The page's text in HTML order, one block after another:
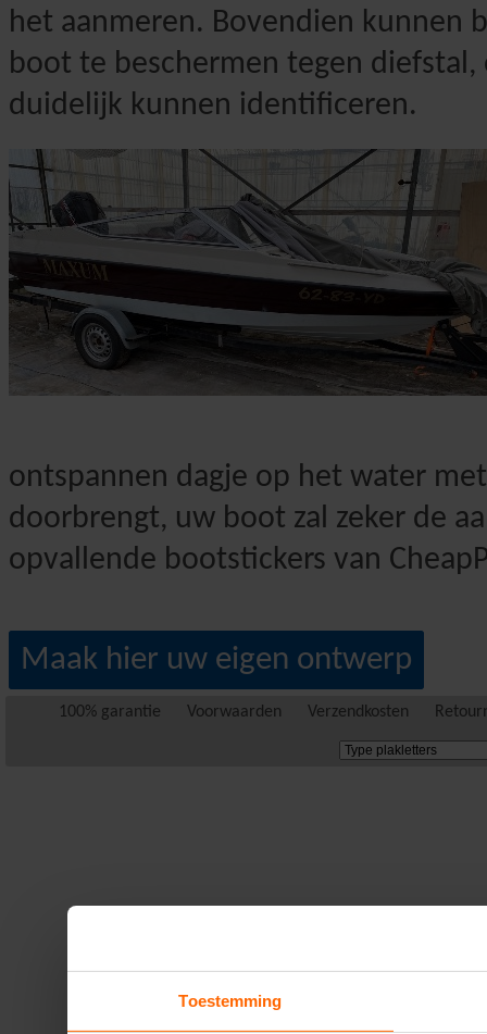
Toestemming
het aanmeren. Bovendien kunnen
boot te beschermen tegen
duidelijk kunnen identificeren.
ontspannen dagje op het water
doorbrengt, uw boot zal zeker de
opvallende bootstickers van
Maak hier uw eigen ontwerp
100% garantie Voorwaarden Verzendkosten